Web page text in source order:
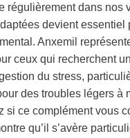
régulièrement dans nos
devient essentiel
Anxemil
ceux qui recherchent
du stress,
des troubles légers à
si ce complément vous
qu’il s’avère